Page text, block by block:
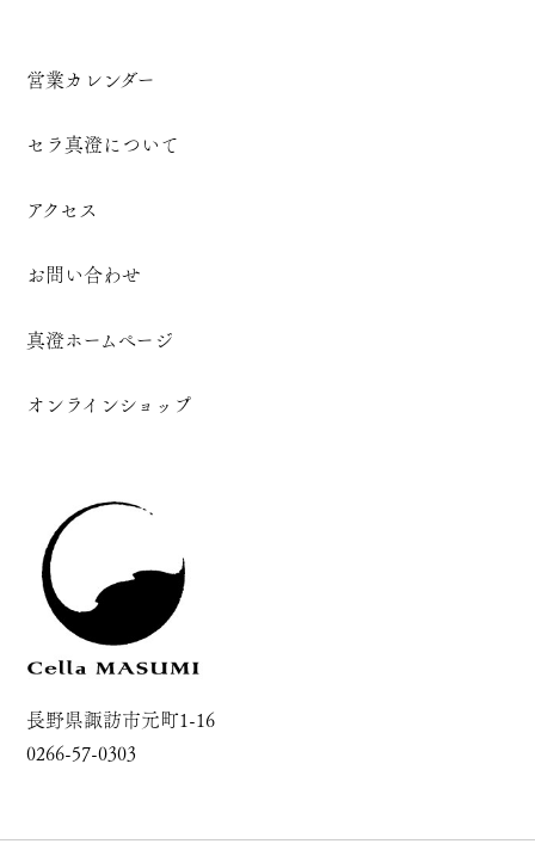
営業カレンダー
セラ真澄について
アクセス
お問い合わせ
真澄ホームページ
オンラインショップ
長野県諏訪市元町1-16
0266-57-0303